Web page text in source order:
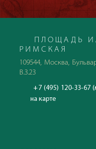
ПЛОЩАДЬ
РИМСКАЯ
109544, Москва,
В.3.23
+7 (495) 120-33-67
на карте